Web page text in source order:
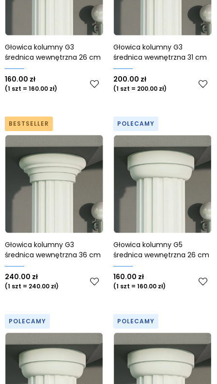
Głowica kolumny G3
średnica wewnętrzna 26 cm
160.00 zł
(1 szt = 160.00 zł)
Głowica kolumny G3
średnica wewnętrzna 31 cm
200.00 zł
(1 szt = 200.00 zł)
BESTSELLER
Głowica kolumny G3
średnica wewnętrzna 36 cm
240.00 zł
(1 szt = 240.00 zł)
POLECAMY
Głowica kolumny G5
średnica wewnętrzna 26 cm
160.00 zł
(1 szt = 160.00 zł)
POLECAMY POLECAMY